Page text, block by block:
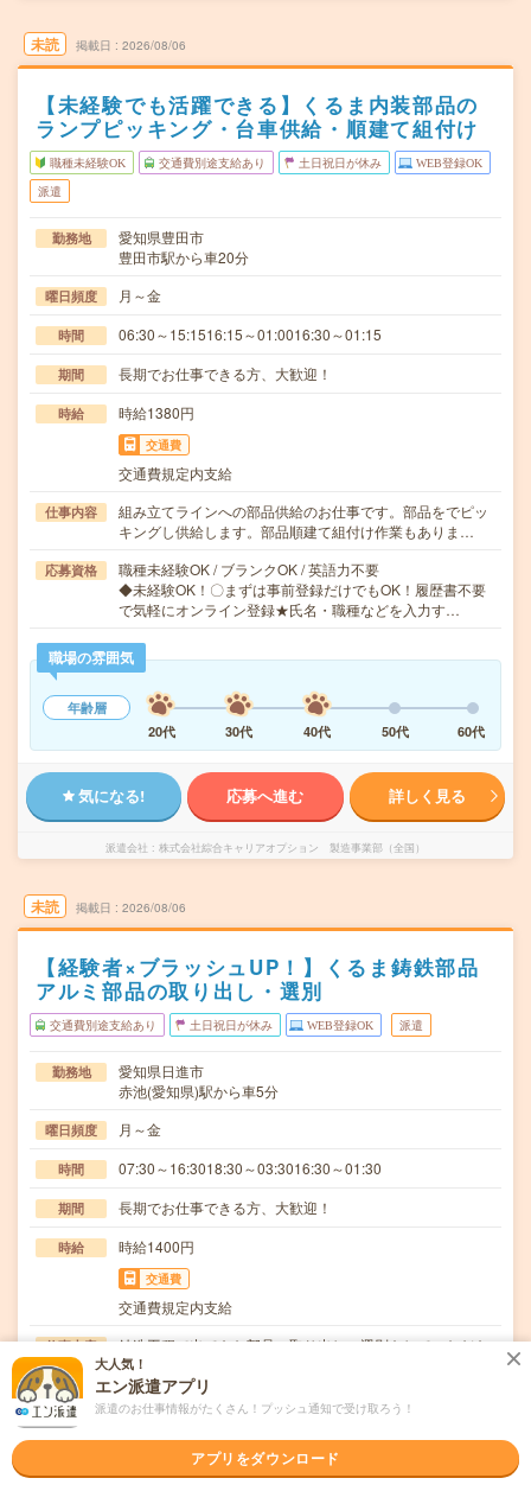
未読 掲載日 2026/08/06
【未経験でも活躍できる】くるま内装部品の
ランプピッキング・台車供給・順建て組付け
職種未経験OK 交通費別途支給あり 土日祝日が休み WEB登録OK
派遣
勤務地
愛知県豊田市
豊田市駅から車20分
曜日頻度 月～金
時間 06:30～15:1516:15～01:0016:30～01:15
期間 長期でお仕事できる方、大歓迎！
時給 時給1380円
交通費
交通費規定内支給
仕事内容
組み立てラインへの部品供給のお仕事です。部品をでピッ
キングし供給します。部品順建て組付け作業もありま…
応募資格
職種未経験OK / ブランクOK / 英語力不要
◆未経験OK！〇まずは事前登録だけでもOK！履歴書不要
で気軽にオンライン登録★氏名・職種などを入力す…
職場の雰囲気
年齢層
20代
30代 40代 50代 60代
気になる! 応募へ進む 詳しく見る
派遣会社 株式会社綜合キャリアオプション 製造事業部（全国）
未読 掲載日 2026/08/06
【経験者×ブラッシュUP！】くるま鋳鉄部品
アルミ部品の取り出し・選別
交通費別途支給あり 土日祝日が休み WEB登録OK 派遣
勤務地
愛知県日進市
赤池(愛知県)駅から車5分
曜日頻度 月～金
時間 07:30～16:3018:30～03:3016:30～01:30
期間 長期でお仕事できる方、大歓迎！
時給 時給1400円
交通費
交通費規定内支給
仕事内容
鋳造工程で出てきた部品の取り出し、選別をしていただき
ます。【取扱製品情報】自動車鋳鉄部品、アルミ部品…
応募資格
ブランクOK / 英語力不要
で気軽にオンライン登録★氏名・職種などを入力す…
大人気！
エン派遣アプリ
派遣のお仕事情報がたくさん！プッシュ通知で受け取ろう！
アプリをダウンロード